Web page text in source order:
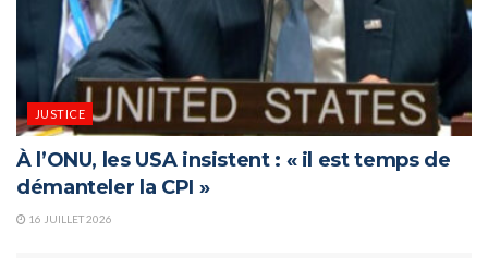
JUSTICE
À l’ONU, les USA insistent : « il est temps de
démanteler la CPI »
16 JUILLET 2026